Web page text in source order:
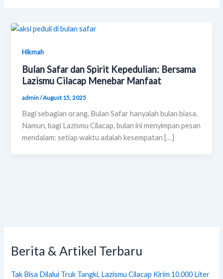
Hikmah
Bulan Safar dan Spirit Kepedulian: Bersama
Lazismu Cilacap Menebar Manfaat
admin/August 15, 2025
Bagi sebagian orang, Bulan Safar hanyalah bulan biasa.
Namun, bagi Lazismu Cilacap, bulan ini menyimpan pesan
mendalam: setiap waktu adalah kesempatan […]
Berita & Artikel Terbaru
Tak Bisa Dilalui Truk Tangki, Lazismu Cilacap Kirim 10.000 Liter